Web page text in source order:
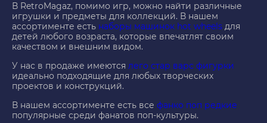
В RetroMagaz, помимо игр, можно найти различные
игрушки и предметы для коллекций. В нашем
ассортименте есть наборы машинок hot wheels для
детей любого возраста, которые впечатлят своим
качеством и внешним видом.
У нас в продаже имеются лего стар варс фигурки
идеально подходящие для любых творческих
проектов и конструкций.
В нашем ассортименте есть все фанко поп редкие
популярные среди фанатов поп-культуры.